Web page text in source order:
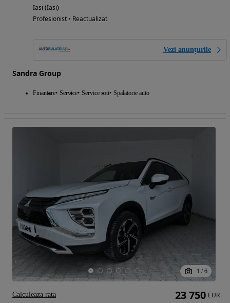
Iasi (Iasi)
Profesionist • Reactualizat
Vezi anunțurile
Sandra Group
Finantare Service Service roti Spalatorie auto
1 / 6
23 750 EUR
Calculeaza rata